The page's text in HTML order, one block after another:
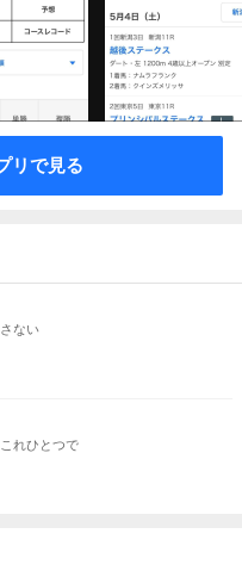
リで見る
ない
れひとつで